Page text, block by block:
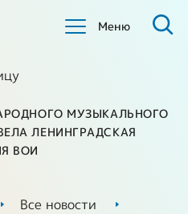
Меню
МУЗЫКАЛЬНОГО
ЛЕНИНГРАДСКАЯ
ВОИ
Все новости